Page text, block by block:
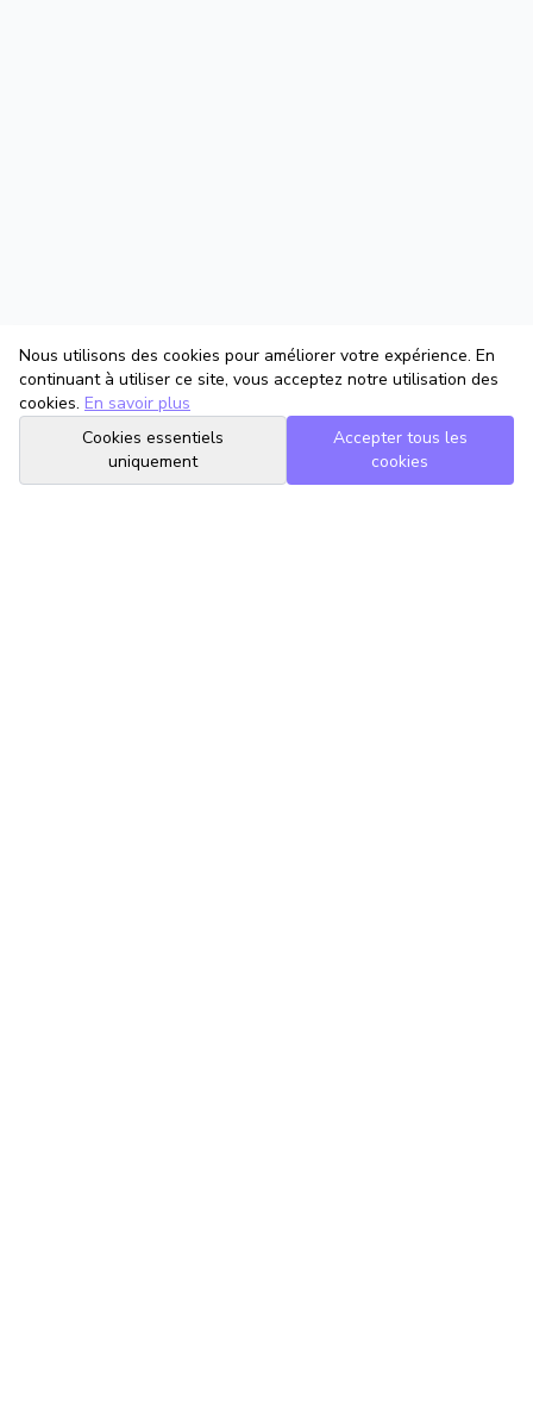
Nous utilisons des cookies pour améliorer votre expérience. En
continuant à utiliser ce site, vous acceptez notre utilisation des
cookies. En savoir plus
Cookies essentiels
uniquement
Accepter tous les
cookies